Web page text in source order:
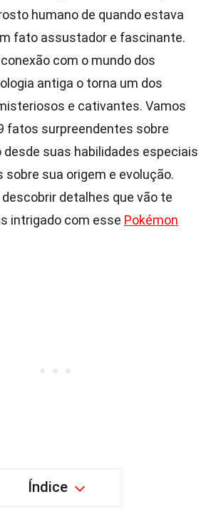
humano de quando estava
fato assustador e fascinante.
com o mundo dos
antiga o torna um dos
e cativantes. Vamos
fatos surpreendentes sobre
desde suas habilidades especiais
sobre sua origem e evolução.
detalhes que vão te
intrigado com esse Pokémon
Índice